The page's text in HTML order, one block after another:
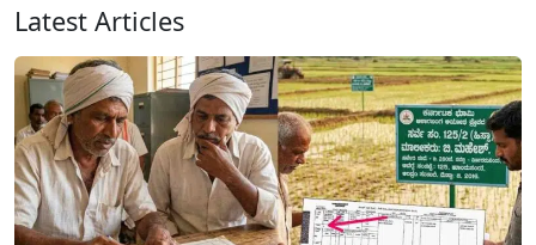
Latest Articles